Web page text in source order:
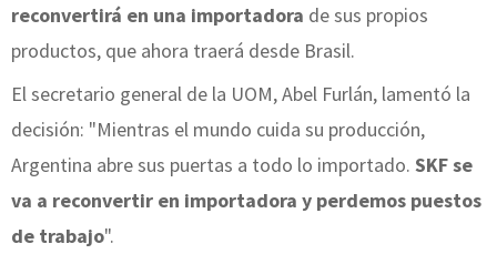
reconvertirá en una importadora de sus propios
productos, que ahora traerá desde Brasil.
El secretario general de la UOM, Abel Furlán, lamentó la
decisión: "Mientras el mundo cuida su producción,
Argentina abre sus puertas a todo lo importado. SKF se
va a reconvertir en importadora y perdemos puestos
de trabajo".